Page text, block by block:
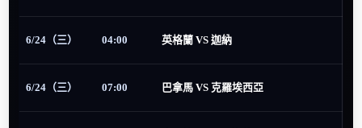
6/24（三） 04:00 英格蘭 VS 迦納
6/24（三） 07:00 巴拿馬 VS 克羅埃西亞